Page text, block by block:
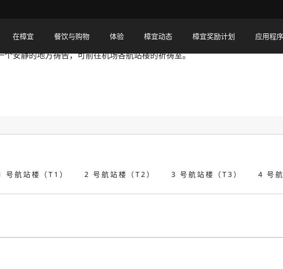
在樟宜 餐饮与购物 体验 樟宜动态 樟宜奖励计划 应用程
个安静的地方祷告，可前往机场各航站楼的祈祷室。
号航站楼（T1） 2 号航站楼（T2） 3 号航站楼（T3） 4 号